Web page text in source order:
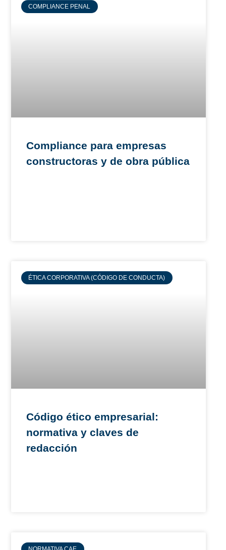
COMPLIANCE PENAL
Compliance para empresas
constructoras y de obra pública
ÉTICA CORPORATIVA (CÓDIGO DE CONDUCTA)
Código ético empresarial:
normativa y claves de
redacción